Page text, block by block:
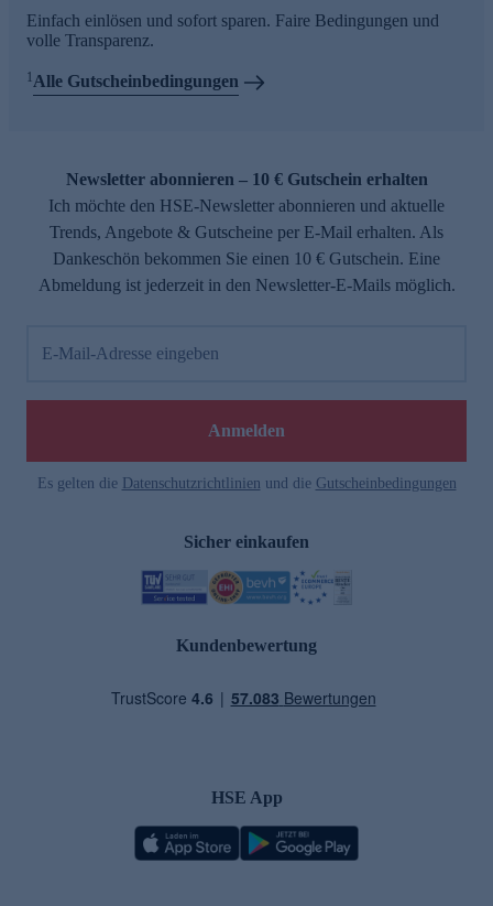
Einfach einlösen und sofort sparen. Faire Bedingungen und
volle Transparenz.
1Alle Gutscheinbedingungen
Newsletter abonnieren – 10 € Gutschein erhalten
Ich möchte den HSE-Newsletter abonnieren und aktuelle
Trends, Angebote & Gutscheine per E-Mail erhalten. Als
Dankeschön bekommen Sie einen 10 € Gutschein. Eine
Abmeldung ist jederzeit in den Newsletter-E-Mails möglich.
E-Mail-Adresse eingeben
Anmelden
Es gelten die Datenschutzrichtlinien und die Gutscheinbedingungen
Sicher einkaufen
Kundenbewertung
HSE App